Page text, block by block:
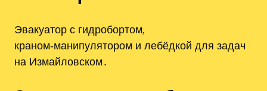
Эвакуатор с гидробортом,
краном‑манипулятором и лебёдкой для задач
на Измайловском․